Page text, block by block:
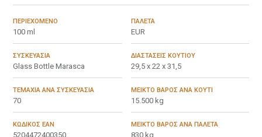
ΠΕΡΙΕΧΌΜΕΝΟ
100 ml
ΣΥΣΚΕΥΑΣΊΑ
Glass Bottle Marasca
ΤΕΜΆΧΙΑ ΑΝΆ ΣΥΣΚΕΥΑΣΊΑ
70
ΚΩΔΙΚΌΣ EAN
5204472400350
ΠΑΛΈΤΑ
EUR
ΔΙΑΣΤΆΣΕΙΣ ΚΟΥΤΙΟΎ
29,5 x 22 x 31,5
ΜΕΙΚΤΌ ΒΆΡΟΣ ΑΝΆ ΚΟΥΤΊ
15.500 kg
ΜΕΙΚΤΌ ΒΆΡΟΣ ΑΝΆ ΠΑΛΈΤΑ
830 kg